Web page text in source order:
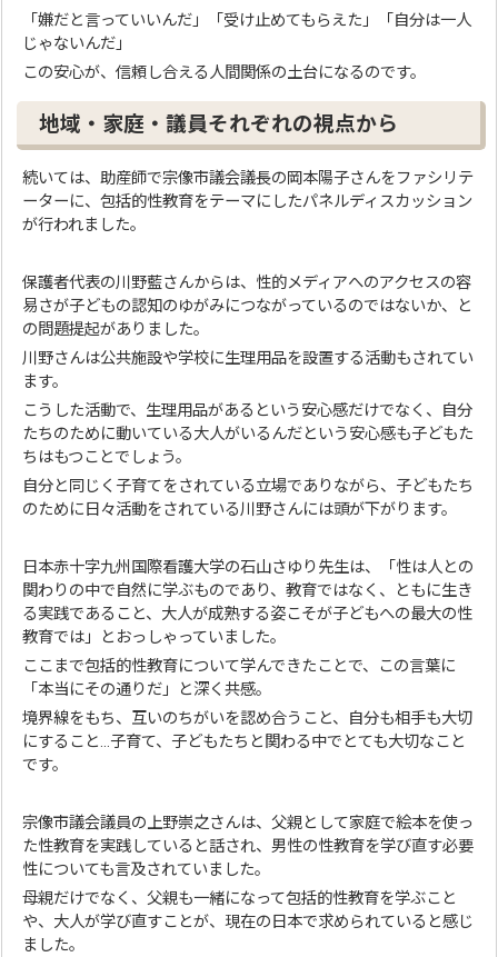
「嫌だと言っていいんだ」「受け止めてもらえた」「自分は一人
じゃないんだ」
この安心が、信頼し合える人間関係の土台になるのです。
地域・家庭・議員それぞれの視点から
続いては、助産師で宗像市議会議長の岡本陽子さんをファシリテ
ーターに、包括的性教育をテーマにしたパネルディスカッション
が行われました。
保護者代表の川野藍さんからは、性的メディアへのアクセスの容
易さが子どもの認知のゆがみにつながっているのではないか、と
の問題提起がありました。
川野さんは公共施設や学校に生理用品を設置する活動もされてい
ます。
こうした活動で、生理用品があるという安心感だけでなく、自分
たちのために動いている大人がいるんだという安心感も子どもた
ちはもつことでしょう。
自分と同じく子育てをされている立場でありながら、子どもたち
のために日々活動をされている川野さんには頭が下がります。
日本赤十字九州国際看護大学の石山さゆり先生は、「性は人との
関わりの中で自然に学ぶものであり、教育ではなく、ともに生き
る実践であること、大人が成熟する姿こそが子どもへの最大の性
教育では」とおっしゃっていました。
ここまで包括的性教育について学んできたことで、この言葉に
「本当にその通りだ」と深く共感。
境界線をもち、互いのちがいを認め合うこと、自分も相手も大切
にすること…子育て、子どもたちと関わる中でとても大切なこと
です。
宗像市議会議員の上野崇之さんは、父親として家庭で絵本を使っ
た性教育を実践していると話され、男性の性教育を学び直す必要
性についても言及されていました。
母親だけでなく、父親も一緒になって包括的性教育を学ぶこと
や、大人が学び直すことが、現在の日本で求められていると感じ
ました。